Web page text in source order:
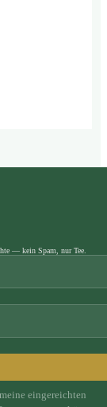
— kein Spam, nur Tee.
eingereichten